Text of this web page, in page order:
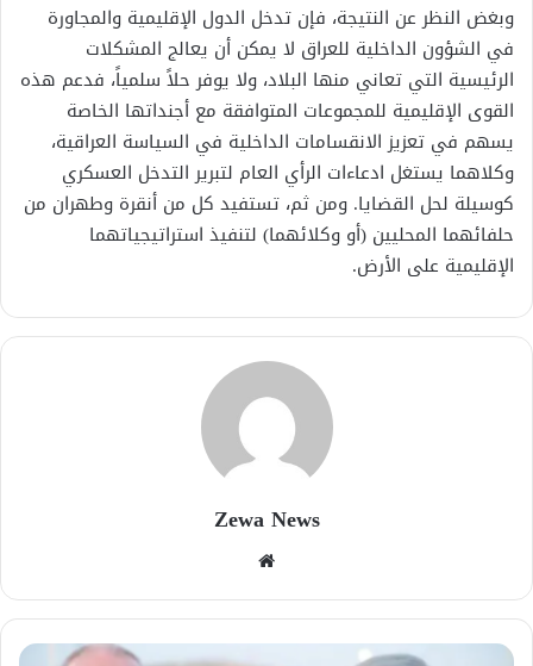
وبغض النظر عن النتيجة، فإن تدخل الدول الإقليمية والمجاورة
في الشؤون الداخلية للعراق لا يمكن أن يعالج المشكلات
الرئيسية التي تعاني منها البلاد، ولا يوفر حلاً سلمياً، فدعم هذه
القوى الإقليمية للمجموعات المتوافقة مع أجنداتها الخاصة
يسهم في تعزيز الانقسامات الداخلية في السياسة العراقية،
وكلاهما يستغل ادعاءات الرأي العام لتبرير التدخل العسكري
كوسيلة لحل القضايا. ومن ثم، تستفيد كل من أنقرة وطهران من
حلفائهما المحليين (أو وكلائهما) لتنفيذ استراتيجياتهما
الإقليمية على الأرض.
Zewa News